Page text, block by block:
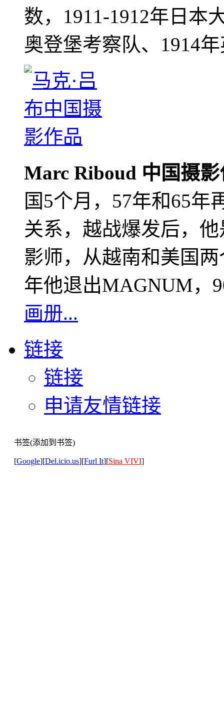
数，1911-1912年日本
奥登堡考察队、1914
Marc Riboud 中国摄
国5个月，57年和65年
关系，越战爆发后，
影师，从越南和美国
年他退出MAGNUM，
画册...
链接
链接
申请友情链接
书签(添加到书签)
[Google][Del.icio.us][Furl It][Sina VIVI]